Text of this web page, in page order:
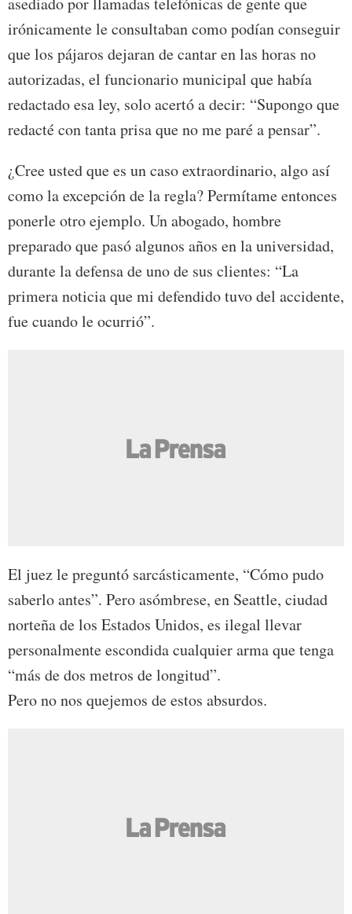
irónicamente le consultaban como podían conseguir
que los pájaros dejaran de cantar en las horas no
autorizadas, el funcionario municipal que había
redactado esa ley, solo acertó a decir: “Supongo que
redacté con tanta prisa que no me paré a pensar”.
¿Cree usted que es un caso extraordinario, algo así
como la excepción de la regla? Permítame entonces
ponerle otro ejemplo. Un abogado, hombre
preparado que pasó algunos años en la universidad,
durante la defensa de uno de sus clientes: “La
primera noticia que mi defendido tuvo del accidente,
fue cuando le ocurrió”.
El juez le preguntó sarcásticamente, “Cómo pudo
saberlo antes”. Pero asómbrese, en Seattle, ciudad
norteña de los Estados Unidos, es ilegal llevar
personalmente escondida cualquier arma que tenga
“más de dos metros de longitud”.
Pero no nos quejemos de estos absurdos.